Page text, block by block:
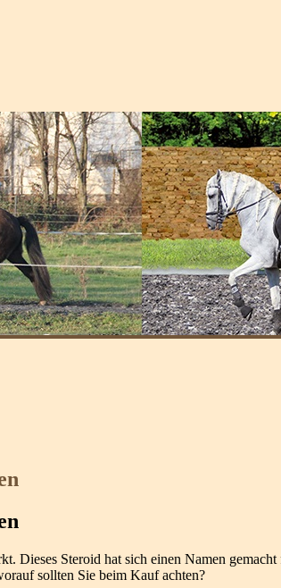
Dieses Steroid hat sich einen Namen
sollten Sie beim Kauf achten?